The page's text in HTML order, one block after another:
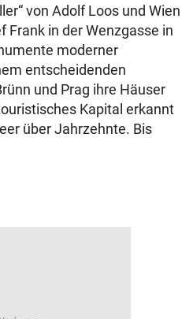
von Adolf Loos und Wien
Frank in der Wenzgasse in
moderner
entscheidenden
und Prag ihre Häuser
Kapital erkannt
über Jahrzehnte. Bis